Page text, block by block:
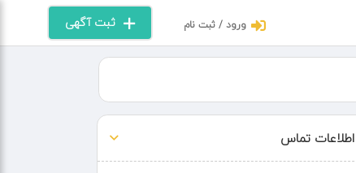
ثبت آگهی ورود / ثبت نام
اطلاعات تماس